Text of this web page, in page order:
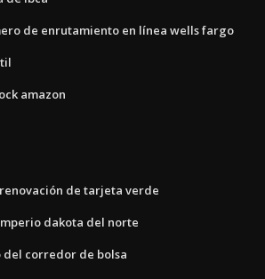
de enrutamiento en línea wells fargo
amazon
de tarjeta verde
dakota del norte
del corredor de bolsa